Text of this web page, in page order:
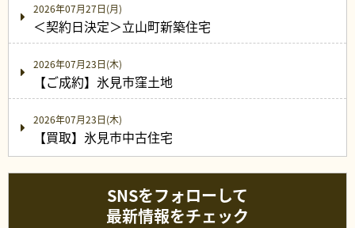
2026年07月27日(月)
＜契約日決定＞立山町新築住宅
2026年07月23日(木)
【ご成約】氷見市窪土地
2026年07月23日(木)
【買取】氷見市中古住宅
SNSをフォローして
最新情報をチェック